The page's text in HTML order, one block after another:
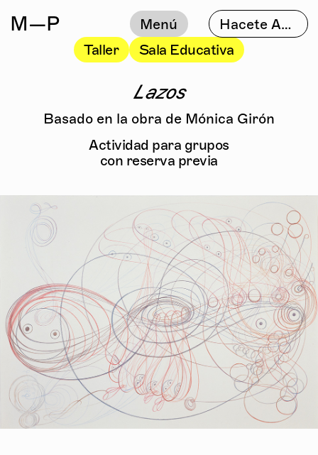
M—P Menú
Hacete Amigo
Taller
Sala Educativa
Lazos
Basado en la obra de Mónica Girón
Actividad para grupos
con reserva previa